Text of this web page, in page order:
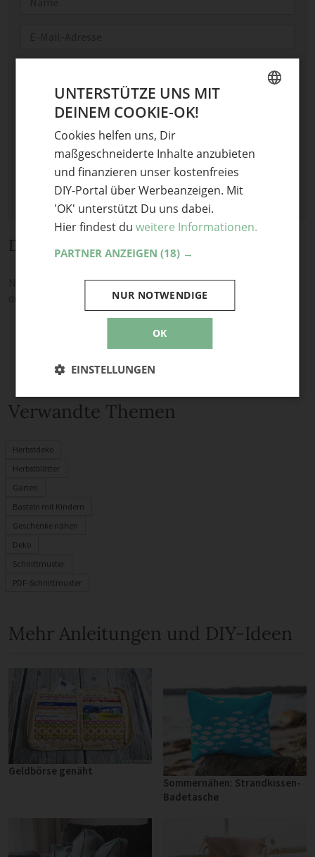
Bild anhängen
Keine Datei ausgewählt
Maximale Dateigröße: 8 MB.
Bild
Diskussion
Noch keine Kommentare — sei die Erste oder der Erste und teile
Verwandte Themen
Herbstdeko
Herbstblätter
Garten
Basteln mit Kindern
Geschenke nähen
Deko
Schnittmuster
PDF-Schnittmuster
Mehr Anleitungen und DIY-Ideen
Geldbörse genäht
Sommernähen: Strandkissen-
Badetasche
UNTERSTÜTZE UNS MIT
DEINEM COOKIE-OK!
Cookies helfen uns, Dir
maßgeschneiderte Inhalte anzubieten
und finanzieren unser kostenfreies
DIY-Portal über Werbeanzeigen. Mit
'OK' unterstützt Du uns dabei.
Hier findest du weitere Informationen.
PARTNER ANZEIGEN (18) →
OK
NUR NOTWENDIGE
EINSTELLUNGEN